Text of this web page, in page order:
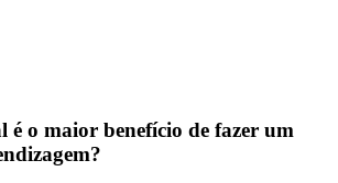
é o maior benefício de fazer um